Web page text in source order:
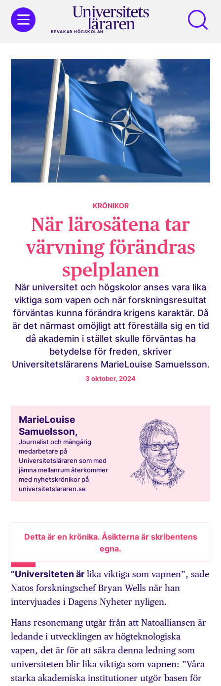
BEVAKAR HÖGSKOLAN
KRÖNIKOR
När lärosätena tar
värvning förändras
spelplanen
När universitet och högskolor anses vara lika
viktiga som vapen och när forskningsresultat
förväntas kunna förändra krigens karaktär. Då
är det närmast omöjligt att föreställa sig en tid
då akademin i stället skulle förväntas ha
betydelse för freden, skriver
Universitetslärarens MarieLouise Samuelsson.
3 oktober, 2024
MarieLouise
Samuelsson,
Journalist och mångårig
medarbetare på
Universitetsläraren som med
jämna mellanrum återkommer
med nyhetskrönikor på
universitetslararen.se
Detta är en krönika. Åsikterna är skribentens
egna.
”Universiteten är lika viktiga som vapnen”, sade
Natos forskningschef Bryan Wells när han
intervjuades i Dagens Nyheter nyligen.
Hans resonemang utgår från att Natoalliansen är
ledande i utvecklingen av högteknologiska
vapen, det är för att säkra denna ledning som
universiteten blir lika viktiga som vapnen: ”Våra
starka akademiska institutioner utgör basen för